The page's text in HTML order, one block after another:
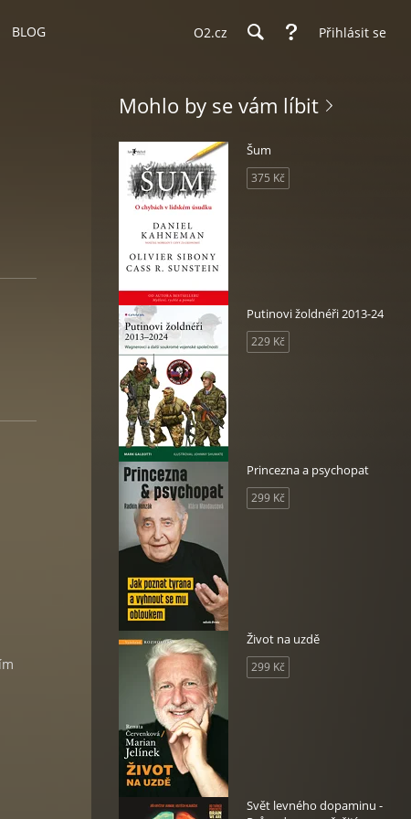
BLOG O2.cz Přihlásit se
Mohlo by se vám líbit
Šum
375 Kč
Putinovi žoldnéři 2013-24
229 Kč
Princezna a psychopat
299 Kč
Život na uzdě
299 Kč
Svět levného dopaminu -